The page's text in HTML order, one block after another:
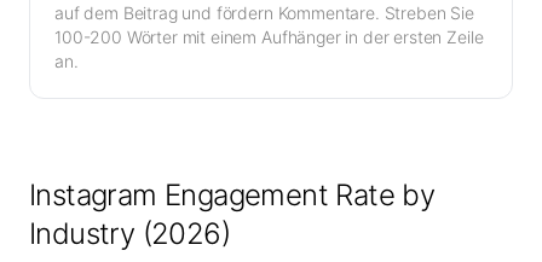
auf dem Beitrag und fördern Kommentare. Streben Sie
100-200 Wörter mit einem Aufhänger in der ersten Zeile
an.
Instagram Engagement Rate by
Industry (2026)